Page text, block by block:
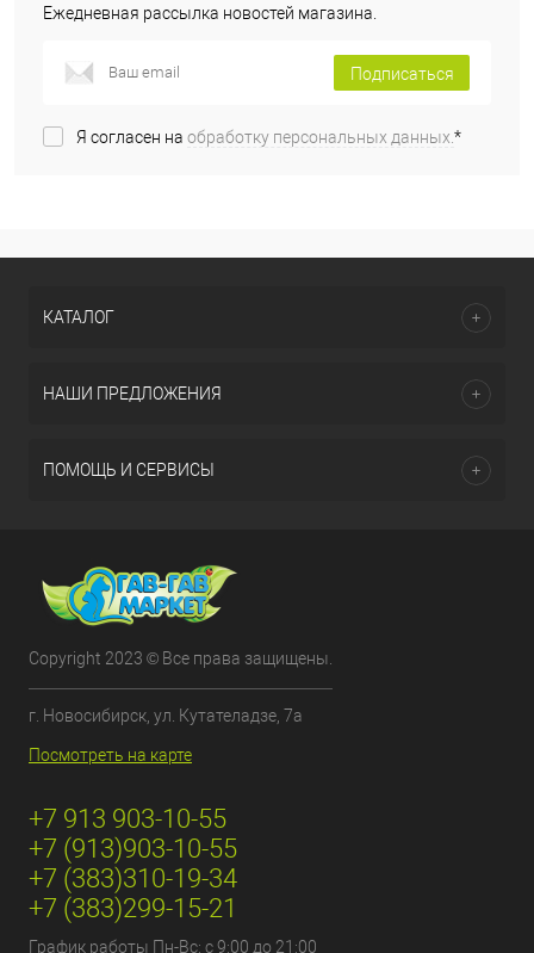
Ежедневная рассылка новостей магазина.
Подписаться
Я согласен на обработку персональных данных.*
КАТАЛОГ
НАШИ ПРЕДЛОЖЕНИЯ
ПОМОЩЬ И СЕРВИСЫ
Copyright 2023 © Все права защищены.
г. Новосибирск, ул. Кутателадзе, 7а
Посмотреть на карте
+7 913 903-10-55
+7 (913)903-10-55
+7 (383)310-19-34
+7 (383)299-15-21
График работы Пн-Вс: с 9:00 до 21:00